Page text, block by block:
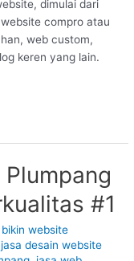
dimulai dari
compro atau
web custom,
keren yang lain.
#1
website
jasa desain website